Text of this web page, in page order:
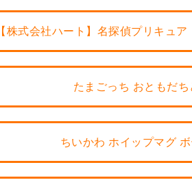
【株式会社ハート】名探偵プリキュ
たまごっち おともだち
ちいかわ ホイップマグ